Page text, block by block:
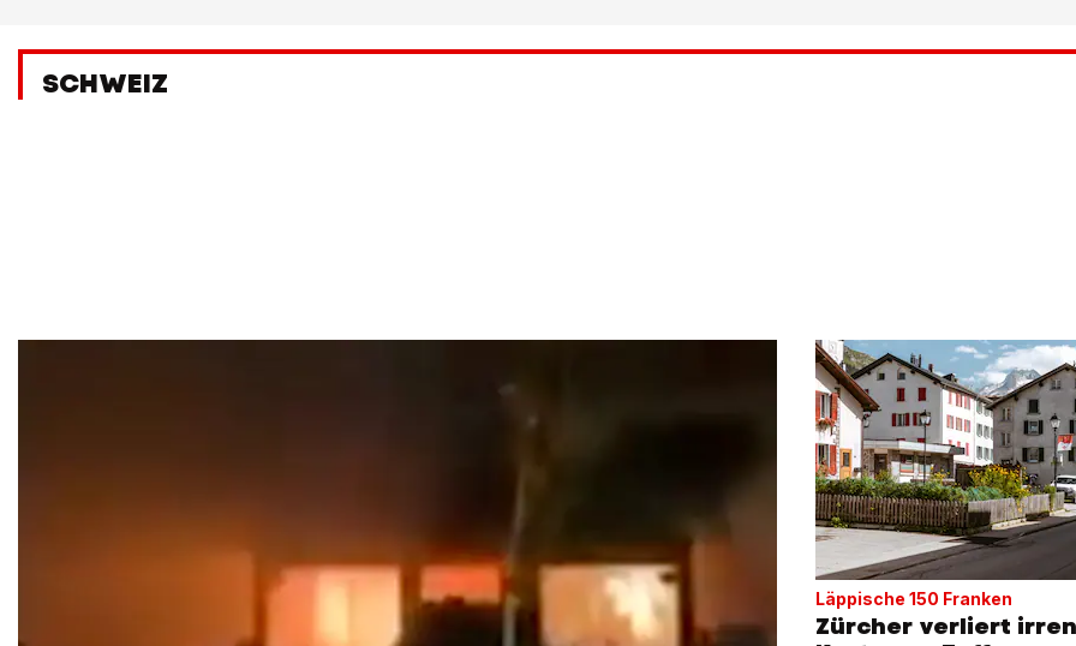
SCHWEIZ
Läppische 150 Franken
Zürcher verliert irren